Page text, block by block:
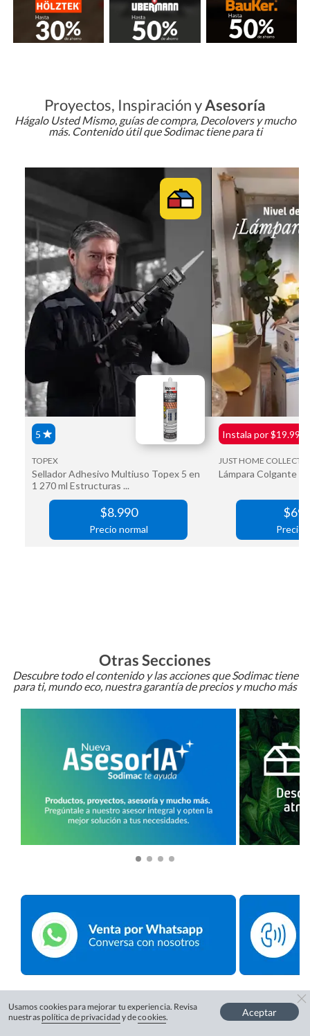
Proyectos, Inspiración yAsesoría
Hágalo Usted Mismo, guías de compra, Decolovers y mucho
más. Contenido útil que Sodimac tiene para ti
Otras Secciones
Descubre todo el contenido y las acciones que Sodimac tiene
para ti, mundo eco, nuestra garantía de precios y mucho más
Usamos cookies para mejorar tu experiencia. Revisa
nuestras política de privacidad y decookies. Aceptar